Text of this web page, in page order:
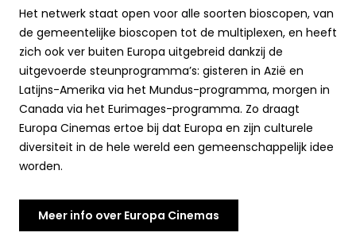
Het netwerk staat open voor alle soorten bioscopen, van
de gemeentelijke bioscopen tot de multiplexen, en heeft
zich ook ver buiten Europa uitgebreid dankzij de
uitgevoerde steunprogramma’s: gisteren in Azië en
Latijns-Amerika via het Mundus-programma, morgen in
Canada via het Eurimages-programma. Zo draagt
Europa Cinemas ertoe bij dat Europa en zijn culturele
diversiteit in de hele wereld een gemeenschappelijk idee
worden.
Meer info over Europa Cinemas